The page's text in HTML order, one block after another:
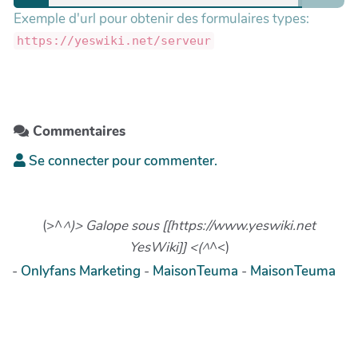
Exemple d'url pour obtenir des formulaires types:
https://yeswiki.net/serveur
Commentaires
Se connecter pour commenter.
(>^^)> Galope sous [[https://www.yeswiki.net
YesWiki]] <(^^<)
- Onlyfans Marketing - MaisonTeuma - MaisonTeuma